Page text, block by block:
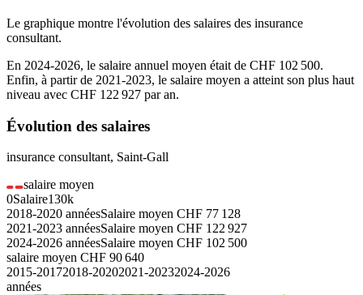
Le graphique montre l'évolution des salaires des insurance
consultant.
En 2024-2026, le salaire annuel moyen était de CHF 102 500.
Enfin, à partir de 2021-2023, le salaire moyen a atteint son plus haut
niveau avec CHF 122 927 par an.
Évolution des salaires
insurance consultant, Saint-Gall
salaire moyen
0Salaire130k
2018-2020 annéesSalaire moyen CHF 77 128
2021-2023 annéesSalaire moyen CHF 122 927
2024-2026 annéesSalaire moyen CHF 102 500
salaire moyen CHF 90 640
2015-20172018-20202021-20232024-2026
années